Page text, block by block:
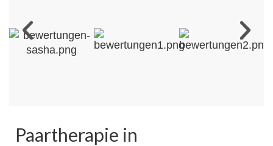
Paartherapie in